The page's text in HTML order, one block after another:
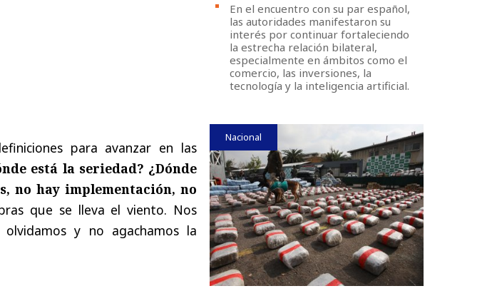
para avanzar en las
está la seriedad? ¿Dónde
no hay implementación, no
que se lleva el viento. Nos
y no agachamos la
En el encuentro con su par español,
las autoridades manifestaron su
interés por continuar fortaleciendo
la estrecha relación bilateral,
especialmente en ámbitos como el
comercio, las inversiones, la
tecnología y la inteligencia artificial.
Nacional